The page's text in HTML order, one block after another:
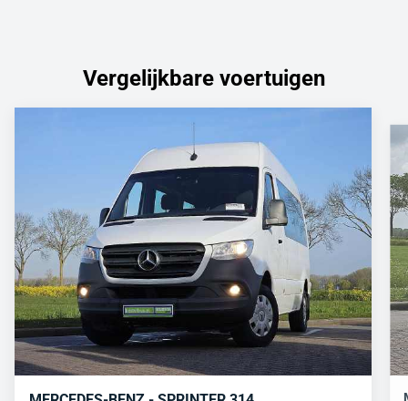
Vergelijkbare voertuigen